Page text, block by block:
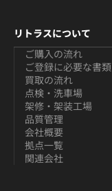
リトラスについて
ご購入の流れ
ご登録に必要な書類
買取の流れ
点検・洗車場
架修・架装工場
品質管理
会社概要
拠点一覧
関連会社